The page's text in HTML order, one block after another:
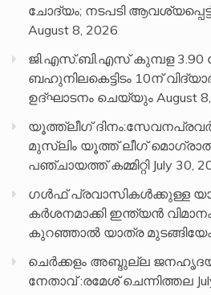
ചോദ്യം; നടപടി
August 8, 2026
ജി.എസ്.ബി.എസ് കുമ്പള 3.90
ബഹുനിലകെട്ടിടം 10ന്
ഉദ്ഘാടനം ചെയ്യും August
യൂത്ത്ലീഗ്
മുസ്ലിം യൂത്ത് ലീഗ്
പഞ്ചായത്ത് കമ്മിറ്റി July 30,
ഗൾഫ് പ്രവാസികൾക്കുള്ള
കർശനമാക്കി ഇന്ത്യൻ
കുറഞ്ഞാൽ യാത്ര
ചെർക്കളം അബ്ദുല്ല
നേതാവ് :രമേശ് ചെന്നിത്തല